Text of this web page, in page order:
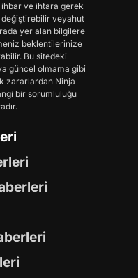
ve ihtara gerek
değiştirebilir veyahut
yer alan bilgilere
beklentilerinize
Bu sitedeki
güncel olmama gibi
zararlardan Ninja
bir sorumluluğu